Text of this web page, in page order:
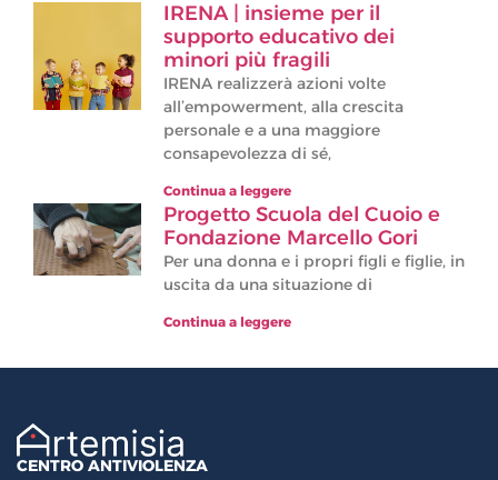
IRENA | insieme per il
supporto educativo dei
minori più fragili
IRENA realizzerà azioni volte
all’empowerment, alla crescita
personale e a una maggiore
consapevolezza di sé,
Continua a leggere
Progetto Scuola del Cuoio e
Fondazione Marcello Gori
Per una donna e i propri figli e figlie, in
uscita da una situazione di
Continua a leggere
CENTRO ANTIVIOLENZA